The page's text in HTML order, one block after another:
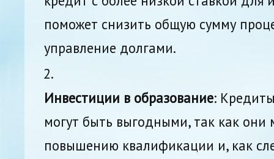
поможет снизить общую сумму
управление долгами.
Инвестиции в образование:
могут быть выгодными, так как они
повышению квалификации и, как